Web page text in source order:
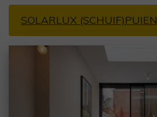
SOLARLUX (SCHUIF)PUIEN